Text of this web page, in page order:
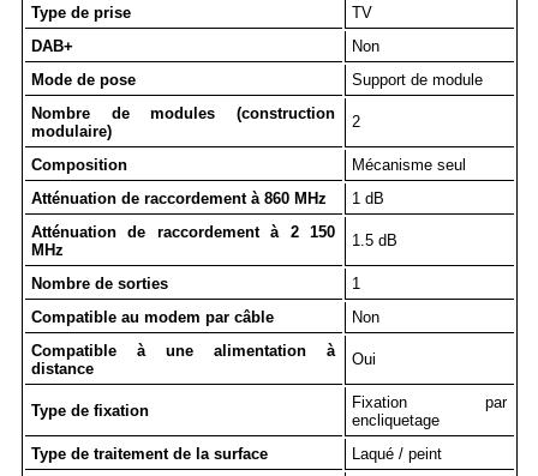
Type de prise
TV
DAB+
Non
Mode de pose
Support de module
Nombre de modules (construction
modulaire)
2
Composition
Mécanisme seul
Atténuation de raccordement à 860 MHz
1 dB
Atténuation de raccordement à 2 150
MHz
1.5 dB
Nombre de sorties
1
Compatible au modem par câble
Non
Compatible à une alimentation à
distance
Oui
Type de fixation
Fixation par
encliquetage
Type de traitement de la surface
Laqué / peint